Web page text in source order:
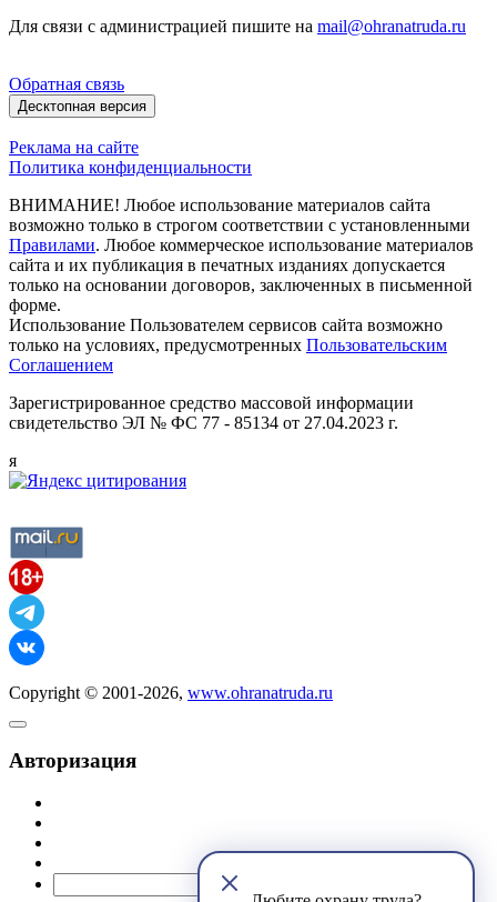
Для связи с администрацией пишите на mail@ohranatruda.ru
Обратная связь
Десктопная версия
Реклама на сайте
Политика конфиденциальности
ВНИМАНИЕ! Любое использование материалов сайта
возможно только в строгом соответствии с установленными
Правилами. Любое коммерческое использование материалов
сайта и их публикация в печатных изданиях допускается
только на основании договоров, заключенных в письменной
форме.
Использование Пользователем сервисов сайта возможно
только на условиях, предусмотренных Пользовательским
Соглашением
Зарегистрированное средство массовой информации
свидетельство ЭЛ № ФС 77 - 85134 от 27.04.2023 г.
я
Copyright © 2001-2026, www.ohranatruda.ru
Авторизация